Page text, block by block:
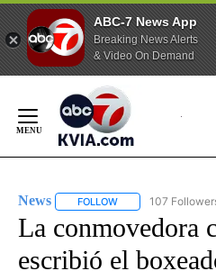
ABC-7 News App
Breaking News Alerts
& Video On Demand
Content
News FOLLOW FOLLOW "NEWS"
107
La conmovedora
escribió el